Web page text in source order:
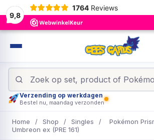
9,8
1764 Reviews
Verzending op werkdagen
Bestel nu, maandag verzonden
Home / Shop / Singles /
Pokémon
Umbreon ex (PRE 161)